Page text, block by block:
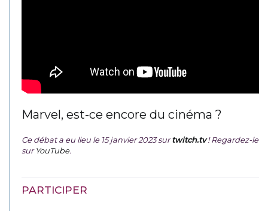
Marvel, est-ce encore du cinéma ?
Ce débat a eu lieu le 15 janvier 2023 surtwitch.tv ! Regardez-le
surYouTube.
PARTICIPER